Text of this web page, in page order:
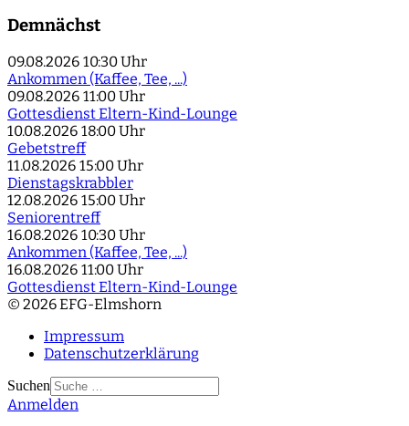
Demnächst
09.08.2026 10:30 Uhr
Ankommen (Kaffee, Tee, ...)
09.08.2026 11:00 Uhr
Gottesdienst Eltern-Kind-Lounge
10.08.2026 18:00 Uhr
Gebetstreff
11.08.2026 15:00 Uhr
Dienstagskrabbler
12.08.2026 15:00 Uhr
Seniorentreff
16.08.2026 10:30 Uhr
Ankommen (Kaffee, Tee, ...)
16.08.2026 11:00 Uhr
Gottesdienst Eltern-Kind-Lounge
© 2026 EFG-Elmshorn
Impressum
Datenschutzerklärung
Suchen
Type 2 or more
Anmelden